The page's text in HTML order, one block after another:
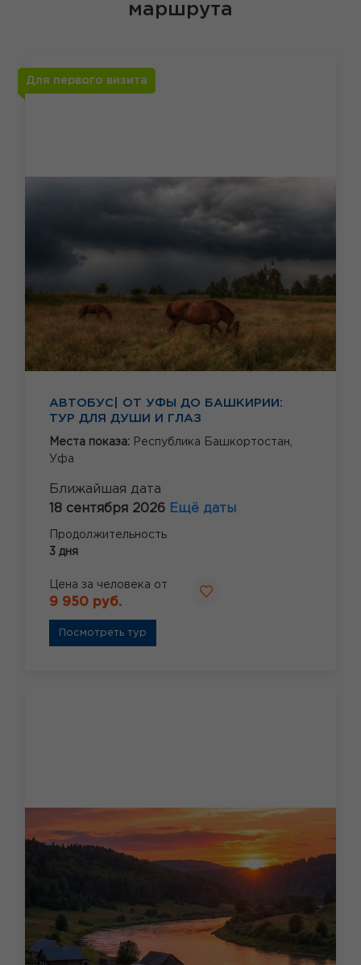
маршрута
Для первого визита
АВТОБУС| ОТ УФЫ ДО БАШКИРИИ:
ТУР ДЛЯ ДУШИ И ГЛАЗ
Места показа: Республика Башкортостан,
Уфа
Ближайшая дата
18 сентября 2026 Ещё даты
Продолжительность
3 дня
Цена за человека от
9 950 руб.
Посмотреть тур